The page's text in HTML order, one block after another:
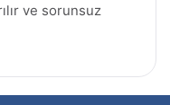
ve sorunsuz